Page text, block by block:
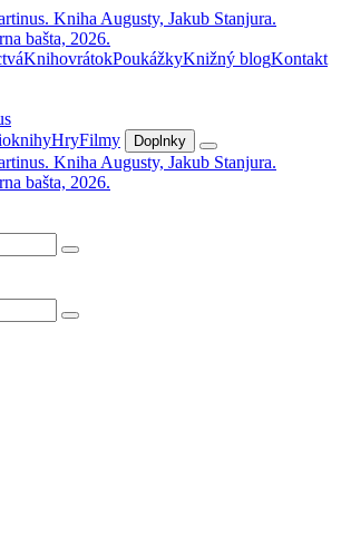
KnihovrátokPoukážkyKnižný blogKontakt
HryFilmy Doplnky